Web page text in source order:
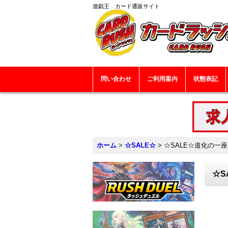
遊戯王 カード通販サイト
問い合わせ ご利用案内 状態表記
ホーム > ☆SALE☆ > ☆SALE☆道化の一座